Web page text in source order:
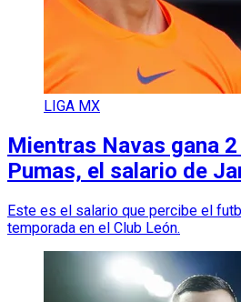
LIGA MX
Mientras Navas gana
Pumas, el salario de
Este es el salario que percibe el
temporada en el Club León.